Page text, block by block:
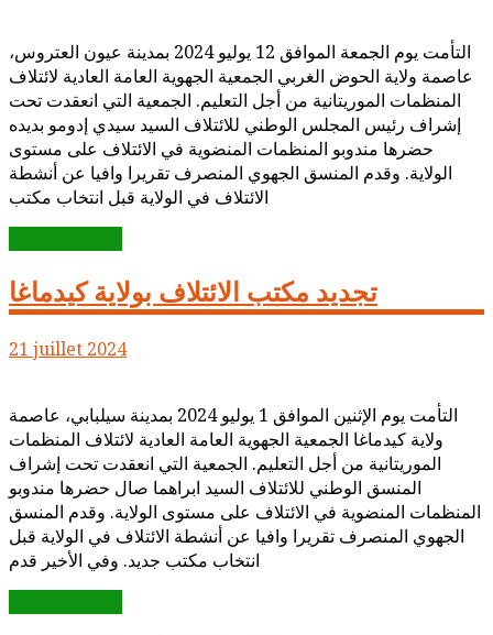
التأمت يوم الجمعة الموافق 12 يوليو 2024 بمدينة عيون العتروس،
عاصمة ولاية الحوض الغربي الجمعية الجهوية العامة العادية لائتلاف
المنظمات الموريتانية من أجل التعليم. الجمعية التي انعقدت تحت
إشراف رئيس المجلس الوطني للائتلاف السيد سيدي إدومو بديده
حضرها مندوبو المنظمات المنضوية في الائتلاف على مستوى
الولاية. وقدم المنسق الجهوي المنصرف تقريرا وافيا عن أنشطة
الائتلاف في الولاية قبل انتخاب مكتب
تجديد مكتب الائتلاف بولاية كيدماغا
21 juillet 2024
التأمت يوم الإثنين الموافق 1 يوليو 2024 بمدينة سيلبابي، عاصمة
ولاية كيدماغا الجمعية الجهوية العامة العادية لائتلاف المنظمات
الموريتانية من أجل التعليم. الجمعية التي انعقدت تحت إشراف
المنسق الوطني للائتلاف السيد ابراهما صال حضرها مندوبو
المنظمات المنضوية في الائتلاف على مستوى الولاية. وقدم المنسق
الجهوي المنصرف تقريرا وافيا عن أنشطة الائتلاف في الولاية قبل
انتخاب مكتب جديد. وفي الأخير قدم